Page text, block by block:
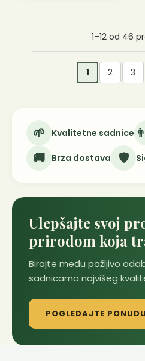
1–12 od 46
1 2 3
🌱 Kvalitetne sadnice
🚚 Brza dostava 🛡️
Ulepšajte svoj
prirodom koja
Birajte među pažljivo
sadnicama najvišeg
POGLEDAJTE PONUDU